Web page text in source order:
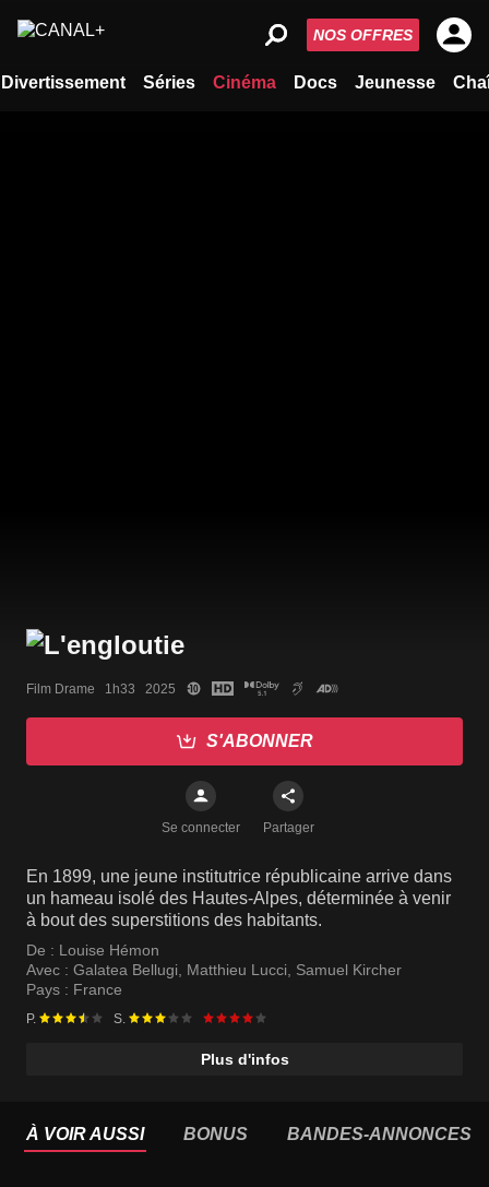
Divertissement Séries Cinéma Docs Jeunesse
NOS OFFRES
Film Drame   1h33   2025
S'ABONNER
Se connecter Partager
En 1899, une jeune institutrice républicaine arrive dans
un hameau isolé des Hautes-Alpes, déterminée à venir
à bout des superstitions des habitants.
De : Louise Hémon
Avec : Galatea Bellugi, Matthieu Lucci, Samuel Kircher
Pays : France
P. S.
Plus d'infos
À VOIR AUSSI BONUS BANDES-ANNONCES